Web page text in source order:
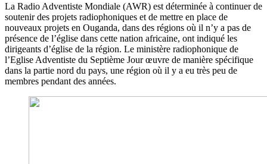
La Radio Adventiste Mondiale (AWR) est déterminée à continuer de
soutenir des projets radiophoniques et de mettre en place de
nouveaux projets en Ouganda, dans des régions où il n’y a pas de
présence de l’église dans cette nation africaine, ont indiqué les
dirigeants d’église de la région. Le ministère radiophonique de
l’Eglise Adventiste du Septième Jour œuvre de manière spécifique
dans la partie nord du pays, une région où il y a eu très peu de
membres pendant des années.